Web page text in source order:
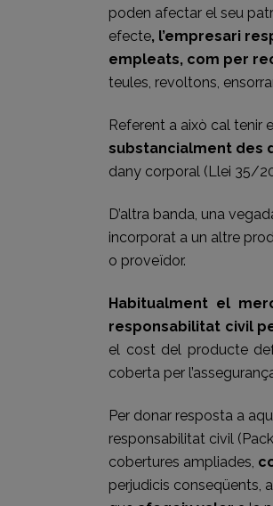
poden afectar el seu
efecte, l’empresari
empleats, com per
teules, revoltons,
Referent a això cal tenir
substancialment des
dany corporal (Llei 35/
D’altra banda, una
incorporat a un altre
o proveïdor.
Habitualment el
responsabilitat civil
el cost del producte
coberta per
Per donar resposta a
responsabilitat civil
cobertures ampliades,
perjudicis conseqüents,